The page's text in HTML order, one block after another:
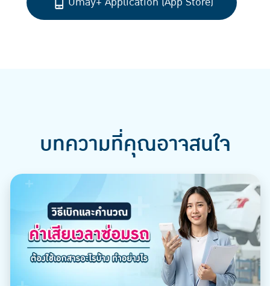
บทความที่คุณอาจสนใจ